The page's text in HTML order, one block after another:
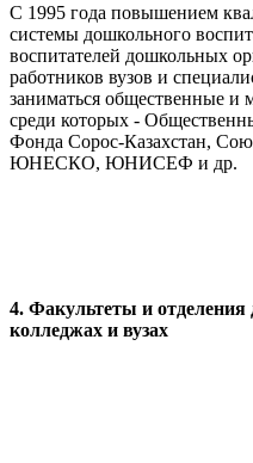
С 1995 года повышением
системы дошкольного
воспитателей дошкольных
работников вузов и
заниматься общественные и
среди которых -
Фонда Сорос-Казахстан,
ЮНЕСКО, ЮНИСЕФ и др.
4. Факультеты и
колледжах и вузах